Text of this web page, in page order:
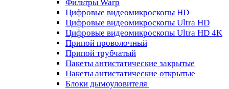
Фильтры Warp
Цифровые видеомикроскопы HD
Цифровые видеомикроскопы Ultra HD
Цифровые видеомикроскопы Ultra HD 4K
Припой проволочный
Припой трубчатый
Пакеты антистатические закрытые
Пакеты антистатические открытые
Блоки дымоуловителя